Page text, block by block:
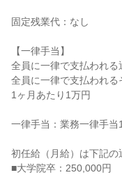
固定残業代：なし
【一律手当】
全員に一律で支払われ
全員に一律で支払われる
1ヶ月あたり1万円
一律手当：業務一律手当
初任給（月給）は下記の
■大学院卒：250,000円